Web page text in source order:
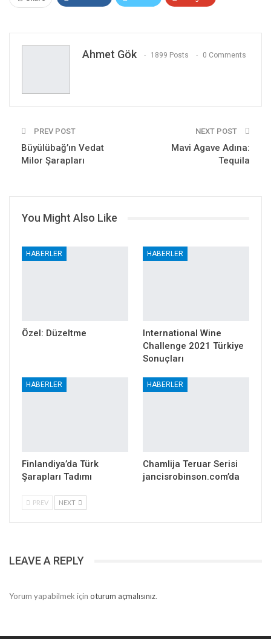
Email
Ahmet Gök 1899 Posts 0 Comments
PREV POST
Büyülübağ’ın Vedat
Milor Şarapları
NEXT POST
Mavi Agave Adına:
Tequila
You Might Also Like
HABERLER
Özel: Düzeltme
HABERLER
International Wine
Challenge 2021 Türkiye
Sonuçları
HABERLER
Finlandiya’da Türk
Şarapları Tadımı
HABERLER
Chamlija Teruar Serisi
jancisrobinson.com’da
PREV NEXT
LEAVE A REPLY
Yorum yapabilmek için oturum açmalısınız.